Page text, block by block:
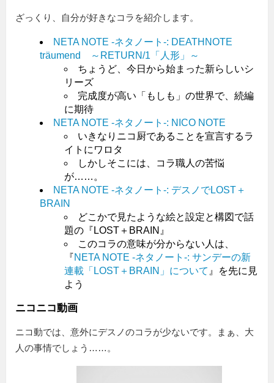
ざっくり、自分が好きなコラを紹介します。
NETA NOTE -ネタノート-: DEATHNOTE
träumend ～RETURN/1「人形」～
ちょうど、今日から始まった新らしいシ
リーズ
完成度が高い「もしも」の世界で、続編
に期待
NETA NOTE -ネタノート-: NICO NOTE
いきなりニコ厨であることを宣言するラ
イトにワロタ
しかしそこには、コラ職人の苦悩
が……。
NETA NOTE -ネタノート-: デスノでLOST＋
BRAIN
どこかで見たような絵と設定と構図で話
題の『LOST＋BRAIN』
このコラの意味が分からない人は、
『NETA NOTE -ネタノート-: サンデーの新
連載「LOST＋BRAIN」について 』を先に見
よう
ニコニコ動画
ニコ動では、意外にデスノのコラが少ないです。まぁ、大
人の事情でしょう……。